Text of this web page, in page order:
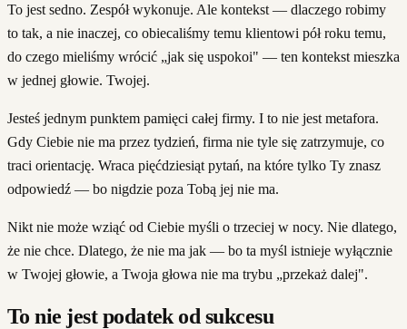
To jest sedno. Zespół wykonuje. Ale kontekst — dlaczego robimy
to tak, a nie inaczej, co obiecaliśmy temu klientowi pół roku temu,
do czego mieliśmy wrócić „jak się uspokoi" — ten kontekst mieszka
w jednej głowie. Twojej.
Jesteś jednym punktem pamięci całej firmy. I to nie jest metafora.
Gdy Ciebie nie ma przez tydzień, firma nie tyle się zatrzymuje, co
traci orientację. Wraca pięćdziesiąt pytań, na które tylko Ty znasz
odpowiedź — bo nigdzie poza Tobą jej nie ma.
Nikt nie może wziąć od Ciebie myśli o trzeciej w nocy. Nie dlatego,
że nie chce. Dlatego, że nie ma jak — bo ta myśl istnieje wyłącznie
w Twojej głowie, a Twoja głowa nie ma trybu „przekaż dalej".
To nie jest podatek od sukcesu